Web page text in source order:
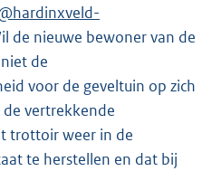
de nieuwe bewoner van de
de
voor de geveltuin op zich
vertrekkende
trottoir weer in de
te herstellen en dat bij